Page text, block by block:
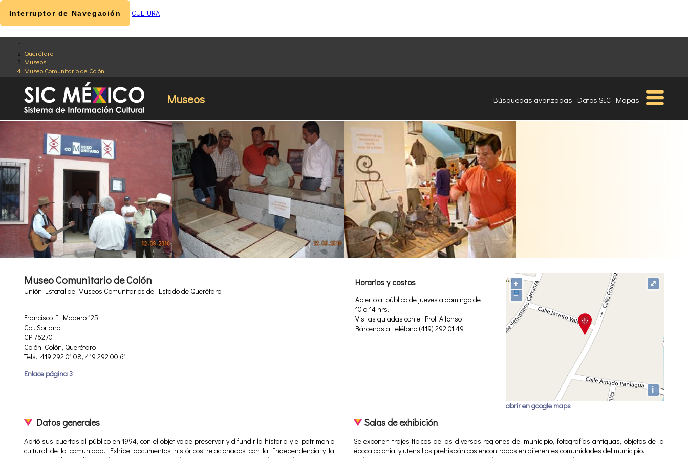
Querétaro
Museos
Museo Comunitario de Colón
Museos Búsquedas avanzadas Datos SIC Mapas
Interruptor de Navegación CULTURA
Museo Comunitario de Colón
Unión Estatal de Museos Comunitarios del Estado de Querétaro
Francisco I. Madero 125
Col. Soriano
CP 76270
Colón, Colón, Querétaro
Tels.: 419 292 01 08, 419 292 00 61
Enlace página 3
Horarios y costos
Abierto al público de jueves a domingo de
10 a 14 hrs.
Visitas guiadas con el Prof. Alfonso
Bárcenas al teléfono (419) 292 01 49
+
−
i
⤢
abrir en google maps
Datos generales
Abrió sus puertas al público en 1994, con el objetivo de preservar y difundir la historia y el patrimonio
cultural de la comunidad. Exhibe documentos históricos relacionados con la Independencia y la
Salas de exhibición
Se exponen trajes típicos de las diversas regiones del municipio, fotografías antiguas, objetos de la
época colonial y utensilios prehispánicos encontrados en diferentes comunidades del municipio.